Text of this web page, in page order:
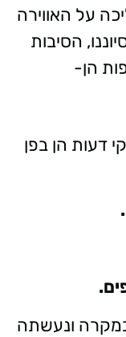
על האווירה
הסיבות
הן-
דעות הן בפן
ונעשתה